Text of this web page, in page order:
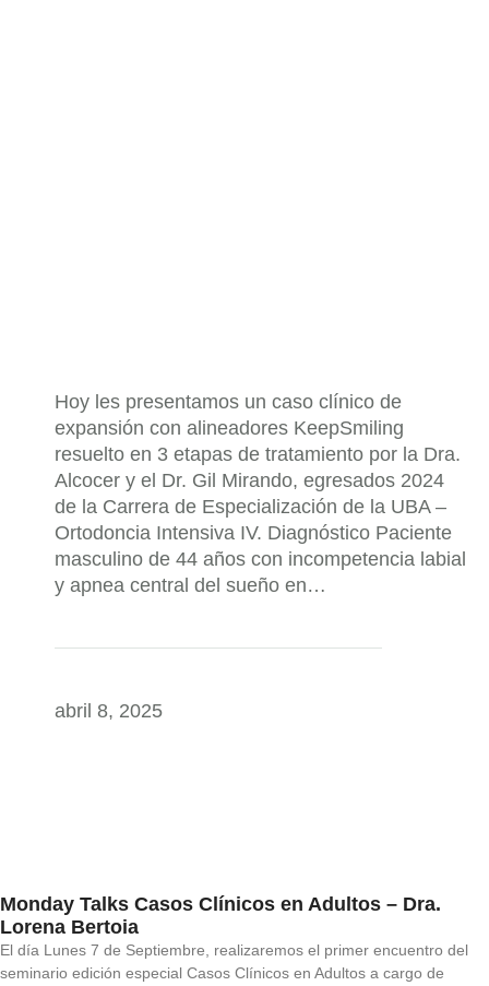
Hoy les presentamos un caso clínico de
expansión con alineadores KeepSmiling
resuelto en 3 etapas de tratamiento por la Dra.
Alcocer y el Dr. Gil Mirando, egresados 2024
de la Carrera de Especialización de la UBA –
Ortodoncia Intensiva IV. Diagnóstico Paciente
masculino de 44 años con incompetencia labial
y apnea central del sueño en…
abril 8, 2025
Monday Talks Casos Clínicos en Adultos – Dra.
Lorena Bertoia
El día Lunes 7 de Septiembre, realizaremos el primer encuentro del
seminario edición especial Casos Clínicos en Adultos a cargo de